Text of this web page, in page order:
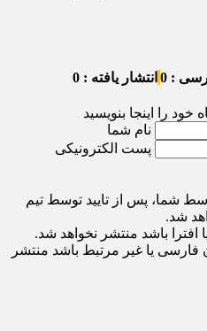
: 0 انتشار یافته : 0
خود را اینجا بنویسید
نام شما
پست الکترونیکی
شما، پس از تایید توسط تیم
شد.
افترا باشد منتشر نخواهد شد.
فارسی یا غیر مرتبط باشد منتشر